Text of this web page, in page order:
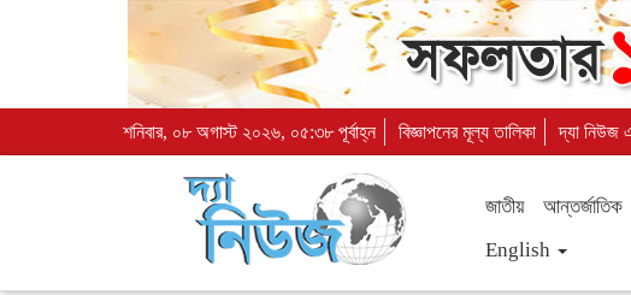
শনিবার, ০৮ অগাস্ট ২০২৬, ০৫:৩৮ পূর্বাহ্ন বিজ্ঞাপনের মূল্য তালিকা দ্যা নিউজ
জাতীয় আন্তর্জাতিক
English